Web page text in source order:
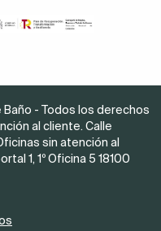
- Todos los derechos
al cliente. Calle
sin atención al
1, 1º Oficina 5 18100